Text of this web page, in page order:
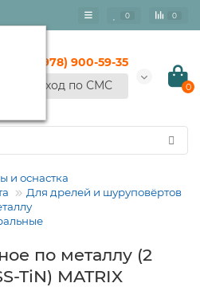
0 0
+7 (978) 900-59-35
Вход по СМС
0
и оснастка
Для дрелей и шуруповёртов
по металлу (2
TiN) MATRIX